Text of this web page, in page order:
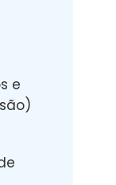
e